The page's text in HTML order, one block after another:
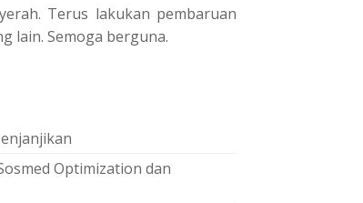
Terus lakukan pembaruan
lain. Semoga berguna.
Optimization dan